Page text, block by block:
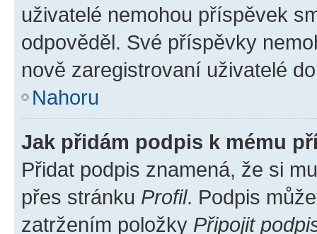
uživatelé nemohou příspěvek
odpověděl. Své příspěvky
nově zaregistrovaní uživatelé
Nahoru
Jak přidám podpis k mému
Přidat podpis znamená, že si
přes stránku Profil. Podpis
zatržením položky Připojit